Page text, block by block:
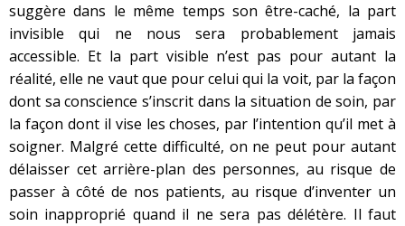
suggère dans le même temps son être-caché, la part
invisible qui ne nous sera probablement jamais
accessible. Et la part visible n’est pas pour autant la
réalité, elle ne vaut que pour celui qui la voit, par la façon
dont sa conscience s’inscrit dans la situation de soin, par
la façon dont il vise les choses, par l’intention qu’il met à
soigner. Malgré cette difficulté, on ne peut pour autant
délaisser cet arrière-plan des personnes, au risque de
passer à côté de nos patients, au risque d’inventer un
soin inapproprié quand il ne sera pas délétère. Il faut